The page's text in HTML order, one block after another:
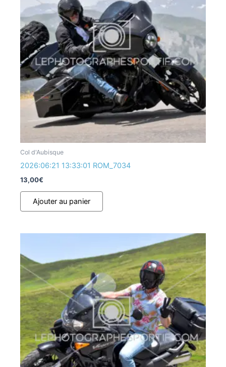
Col d'Aubisque
2026:06:21 13:33:01 ROM_7034
13,00€
Ajouter au panier